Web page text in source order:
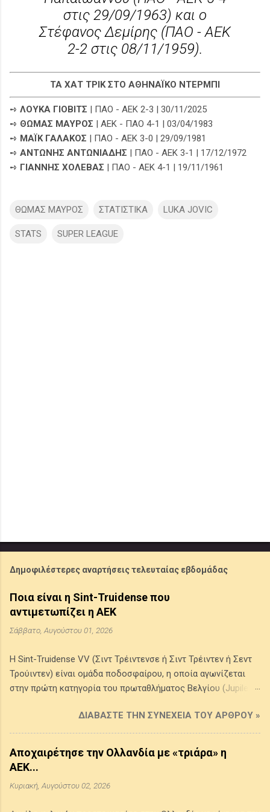
στις 29/09/1963) και ο
Στέφανος Δεμίρης (ΠΑΟ - ΑΕΚ
2-2 στις 08/11/1959).
ΤΑ ΧΑΤ ΤΡΙΚ ΣΤΟ ΑΘΗΝΑΪΚΟ ΝΤΕΡΜΠΙ
➺ ΛΟΥΚΑ ΓΙΟΒΙΤΣ | ΠΑΟ - ΑΕΚ 2-3 | 30/11/2025
➺ ΘΩΜΑΣ ΜΑΥΡΟΣ | ΑΕΚ - ΠΑΟ 4-1 | 03/04/1983
➺ ΜΑΪΚ ΓΑΛΑΚΟΣ | ΠΑΟ - ΑΕΚ 3-0 | 29/09/1981
➺ ΑΝΤΩΝΗΣ ΑΝΤΩΝΙΑΔΗΣ | ΠΑΟ - ΑΕΚ 3-1 | 17/12/1972
➺ ΓΙΑΝΝΗΣ ΧΟΛΕΒΑΣ | ΠΑΟ - ΑΕΚ 4-1 | 19/11/1961
ΘΩΜΑΣ ΜΑΥΡΟΣ ΣΤΑΤΙΣΤΙΚΑ LUKA JOVIC
STATS SUPER LEAGUE
Δημοφιλέστερες αναρτήσεις τελευταίας εβδομάδας
Ποια είναι η Sint-Truidense που
αντιμετωπίζει η ΑΕΚ
Σάββατο, Αυγούστου 01, 2026
Η Sint-Truidense VV (Σιντ Τρέιντενσε ή Σιντ Τρέιντεν ή Σεντ
Τρούιντεν) είναι ομάδα ποδοσφαίρου, η οποία αγωνίζεται
στην πρώτη κατηγορία του πρωταθλήματος Βελγίου (Jupiler
επαρχία της Λιμβουργίας του Βελγίου, ιδρύθηκε το 1924 από
την ένωση δύο τοπικών συλλόγων της πόλης και τα χρώματά
της είναι το κίτρινο και το μπλε. Έχει κατακτήσει ένα League
Cup Βελγίου (1998-1999) και τέσσερα πρωταθλήμα Β' Εθνικής
δύο φορές (1970-1971, 2002-2003) στον τελικό του
ΔΙΑΒΆΣΤΕ ΤΗΝ ΣΥΝΈΧΕΙΑ ΤΟΥ ΆΡΘΡΟΥ »
Αποχαιρέτησε την Ολλανδία με «τριάρα» η
ΑΕΚ...
Κυριακή, Αυγούστου 02, 2026